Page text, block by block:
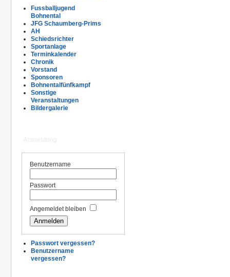
Fussballjugend
Bohnental
JFG Schaumberg-Prims
AH
Schiedsrichter
Sportanlage
Terminkalender
Chronik
Vorstand
Sponsoren
Bohnentalfünfkampf
Sonstige
Veranstaltungen
Bildergalerie
Benutzername
Passwort
Angemeldet bleiben
Passwort vergessen?
Benutzername
vergessen?